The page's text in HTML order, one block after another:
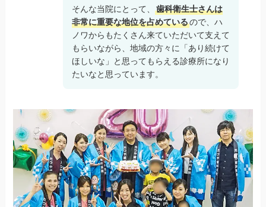
そんな当院にとって、
歯科衛生士さんは
非常に重要な地位を占めているので、ハ
ノワからもたくさん来ていただいて支えて
もらいながら、地域の方々に「あり続けて
ほしいな」と思ってもらえる診療所になり
たいなと思っています。